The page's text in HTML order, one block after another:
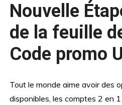
Nouvelle
de la feuille
Code promo
Tout le monde aime avoir des
disponibles, les comptes 2 en